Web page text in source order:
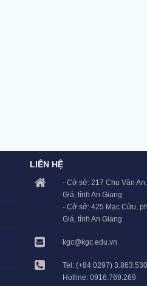
LIÊN HỆ
- Cở sở: 217 Chu Văn
Giá, tỉnh An Giang
- Cở sở: 425 Mạc Cửu,
Giá, tỉnh An Giang
kgc@kgc.edu.vn
Tel: (+84 0297)
Hotline: 0916.769.269